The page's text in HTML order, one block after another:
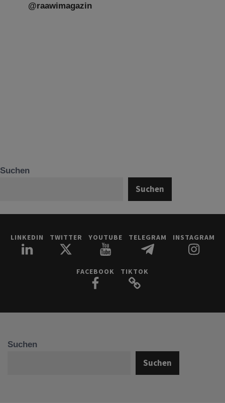
@raawimagazin
Suchen
Suchen
LINKEDIN TWITTER YOUTUBE TELEGRAM INSTAGRAM
FACEBOOK TIKTOK
Suchen
Suchen